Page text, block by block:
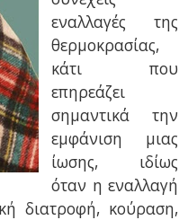
εναλλαγές της
θερμοκρασίας,
κάτι που
επηρεάζει
σημαντικά την
εμφάνιση μιας
ίωσης, ιδίως
όταν η εναλλαγή
διατροφή, κούραση,